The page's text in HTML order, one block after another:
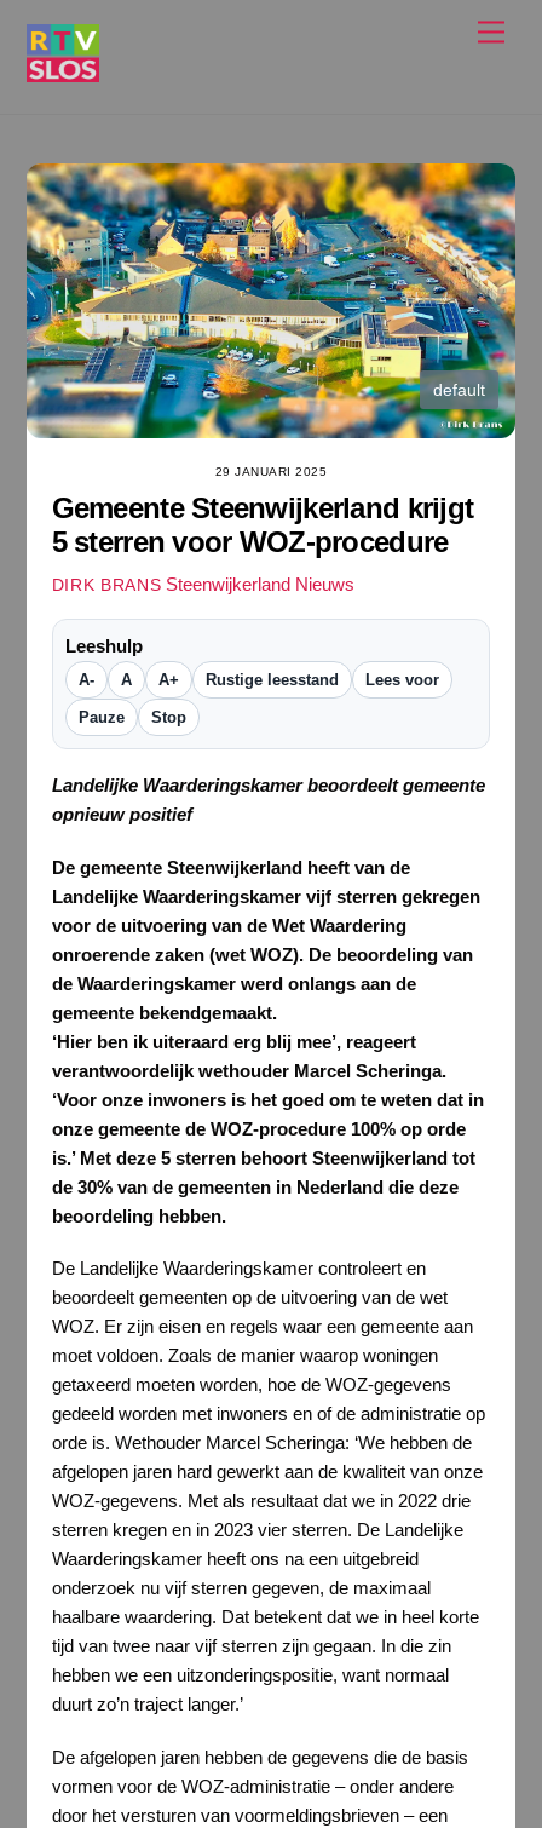
default
29 JANUARI 2025
Gemeente Steenwijkerland krijgt
5 sterren voor WOZ-procedure
DIRK BRANS Steenwijkerland Nieuws
Leeshulp
A- A A+ Rustige leesstand Lees voor
Pauze Stop
Landelijke Waarderingskamer beoordeelt gemeente
opnieuw positief
De gemeente Steenwijkerland heeft van de
Landelijke Waarderingskamer vijf sterren gekregen
voor de uitvoering van de Wet Waardering
onroerende zaken (wet WOZ). De beoordeling van
de Waarderingskamer werd onlangs aan de
gemeente bekendgemaakt.
‘Hier ben ik uiteraard erg blij mee’, reageert
verantwoordelijk wethouder Marcel Scheringa.
‘Voor onze inwoners is het goed om te weten dat in
onze gemeente de WOZ-procedure 100% op orde
is.’ Met deze 5 sterren behoort Steenwijkerland tot
de 30% van de gemeenten in Nederland die deze
beoordeling hebben.
De Landelijke Waarderingskamer controleert en
beoordeelt gemeenten op de uitvoering van de wet
WOZ. Er zijn eisen en regels waar een gemeente aan
moet voldoen. Zoals de manier waarop woningen
getaxeerd moeten worden, hoe de WOZ-gegevens
gedeeld worden met inwoners en of de administratie op
orde is. Wethouder Marcel Scheringa: ‘We hebben de
afgelopen jaren hard gewerkt aan de kwaliteit van onze
WOZ-gegevens. Met als resultaat dat we in 2022 drie
sterren kregen en in 2023 vier sterren. De Landelijke
Waarderingskamer heeft ons na een uitgebreid
onderzoek nu vijf sterren gegeven, de maximaal
haalbare waardering. Dat betekent dat we in heel korte
tijd van twee naar vijf sterren zijn gegaan. In die zin
hebben we een uitzonderingspositie, want normaal
duurt zo’n traject langer.’
De afgelopen jaren hebben de gegevens die de basis
vormen voor de WOZ-administratie – onder andere
door het versturen van voormeldingsbrieven – een